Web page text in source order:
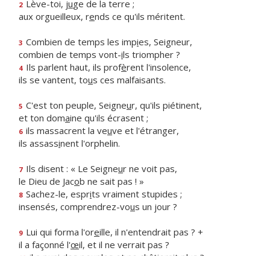
2 Lève-toi, juge de la terre ;
aux orgueilleux, rends ce qu'ils méritent.
3 Combien de temps les impies, Seigneur,
combien de temps vont-ils triompher ?
4 Ils parlent haut, ils profèrent l'insolence,
ils se vantent, tous ces malfaisants.
5 C'est ton peuple, Seigneur, qu'ils piétinent,
et ton domaine qu'ils écrasent ;
6 ils massacrent la veuve et l'étranger,
ils assassinent l'orphelin.
7 Ils disent : « Le Seigneur ne voit pas,
le Dieu de Jacob ne sait pas ! »
8 Sachez-le, esprits vraiment stupides ;
insensés, comprendrez-vous un jour ?
9 Lui qui forma l'oreille, il n'entendrait pas ? +
il a façonné l'œil, et il ne verrait pas ?